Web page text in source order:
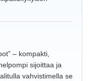
– kompakti,
sijoittaa ja
vahvistimella se